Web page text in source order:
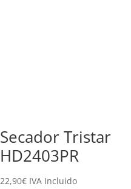
Secador Tristar
HD2403PR
22,90€ IVA Incluido